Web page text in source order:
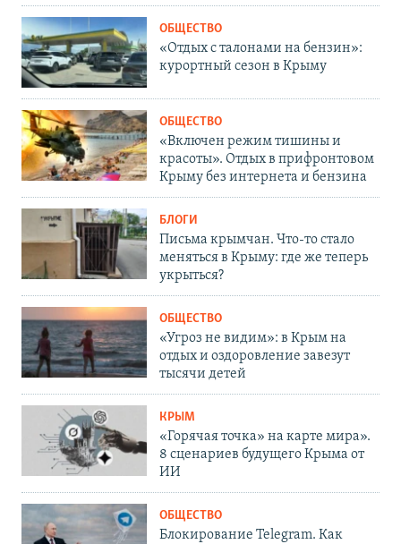
ОБЩЕСТВО
«Отдых с талонами на бензин»:
курортный сезон в Крыму
ОБЩЕСТВО
«Включен режим тишины и
красоты». Отдых в прифронтовом
Крыму без интернета и бензина
БЛОГИ
Письма крымчан. Что-то стало
меняться в Крыму: где же теперь
укрыться?
ОБЩЕСТВО
«Угроз не видим»: в Крым на
отдых и оздоровление завезут
тысячи детей
КРЫМ
«Горячая точка» на карте мира».
8 сценариев будущего Крыма от
ИИ
ОБЩЕСТВО
Блокирование Telegram. Как